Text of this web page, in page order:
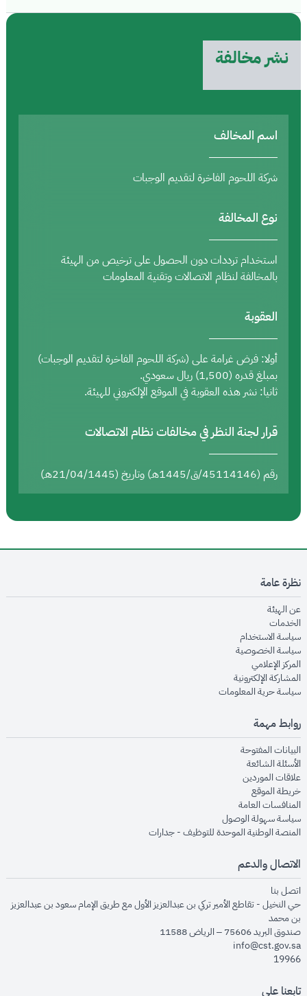
نشر مخالفة
اسم المخالف
شركة اللحوم الفاخرة لتقديم الوجبات
نوع المخالفة
استخدام ترددات دون الحصول على ترخيص من الهيئة
بالمخالفة لنظام الاتصالات وتقنية المعلومات
العقوبة
أولا: فرض غرامة على (شركة اللحوم الفاخرة لتقديم الوجبات)
بمبلغ قدره (1,500) ريال سعودي.
ثانيا: نشر هذه العقوبة في الموقع الإلكتروني للهيئة.
قرار لجنة النظر في مخالفات نظام الاتصالات
رقم (45114146/ق/1445هـ) وتاريخ (21/04/1445هـ)
نظرة عامة
عن الهيئةopens in new window
الخدماتopens in new window
سياسة الاستخدام
سياسة الخصوصيةopens in new window
المركز الإعلاميopens in new window
المشاركة الإلكترونيةopens in new window
سياسة حرية المعلوماتopens in new window
روابط مهمة
البيانات المفتوحةopens in new window
الأسئلة الشائعةopens in new window
علاقات الموردينopens in new window
خريطة الموقعopens in new window
المنافسات العامةopens in new window
سياسة سهولة الوصولopens in new window
المنصة الوطنية الموحدة للتوظيف - جداراتopens in new window
الاتصال والدعم
اتصل بنا
حي النخيل - تقاطع الأمير تركي بن عبدالعزيز الأول مع طريق الإمام سعود بن عبدالعزيز
بن محمد
صندوق البريد 75606 – الرياض 11588
info@cst.gov.sa
19966
تابعنا على